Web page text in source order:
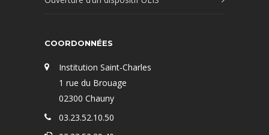
COORDONNÉES
Institution Saint-Charles
1 rue du Brouage
02300 Chauny
03.23.52.10.50